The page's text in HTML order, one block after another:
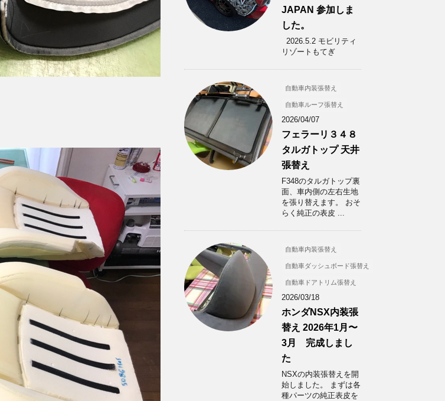
JAPAN 参加しま
した。
2026.5.2 モビリティ
リゾートもてぎ
自動車内装張替え
自動車ルーフ張替え
2026/04/07
フェラーリ３４８
タルガトップ 天井
張替え
F348のタルガトップ裏
面、車内側の左右生地
を張り替えます。 おそ
らく純正の表皮 ...
自動車内装張替え
自動車ダッシュボード張替え
自動車ドアトリム張替え
2026/03/18
ホンダNSX内装張
替え 2026年1月〜
3月 完成しまし
た
NSXの内装張替えを開
始しました。 まずは各
種パーツの純正表皮を